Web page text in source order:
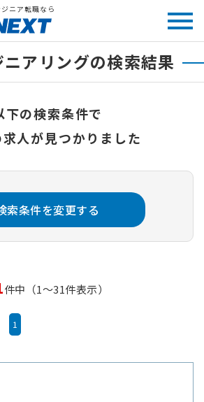
ニア転職なら
アリングの検索結果
下の検索条件で
人が見つかりました
索条件を変更する
件中（1～31件表示）
1